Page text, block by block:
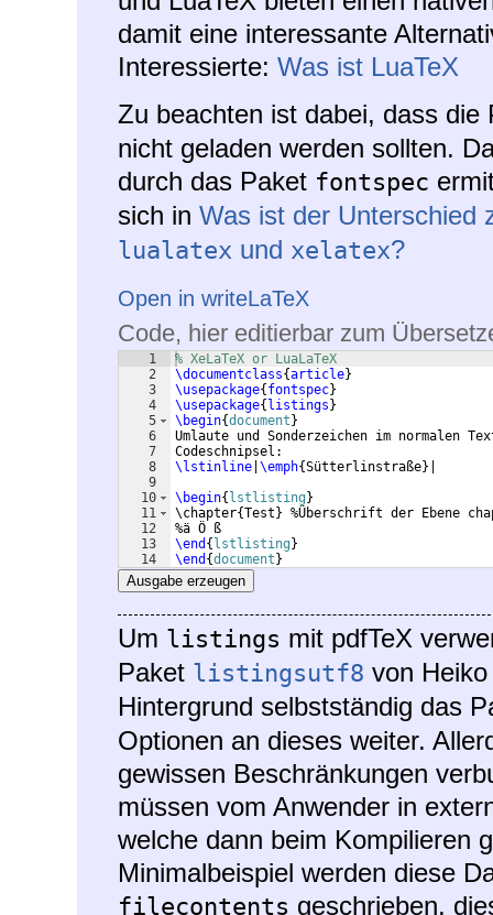
damit eine interessante
Interessierte: Was ist LuaTeX
Zu beachten ist dabei, dass
nicht geladen werden sollten.
durch das Paket fontspec
sich in Was ist der Unterschied
lualatex und xelatex?
Open in writeLaTeX
Code, hier editierbar zum
1
2
3
4
5
6
7
8
9
10
11
12
13
14
% XeLaTeX or LuaLaTeX
\documentclass{article}
\usepackage{ fontspec}
\usepackage{ listings }
\begin{document }
Umlaute und Sonderzeichen im normalen
Codeschnipsel:
\lstinline \emph{Sütterlinstraße}
\begin{ lstlisting }
\chapter{Test} %Überschrift der Ebene
%ä Ö ß
\end { lstlisting }
\end {document }
Ausgabe erzeugen
Um listings mit pdfTeX
Paket listingsutf8 von
Hintergrund selbstständig das
Optionen an dieses weiter.
gewissen Beschränkungen
müssen vom Anwender in
welche dann beim Kompilieren
Minimalbeispiel werden diese
filecontents geschrieben,